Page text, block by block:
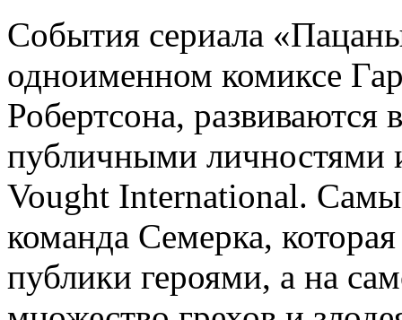
События сериала
одноименном комиксе
Робертсона, развиваются
публичными личностями
Vought International.
команда Семерка, которая
публики героями, а на